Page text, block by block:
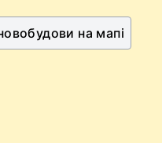
на мапі